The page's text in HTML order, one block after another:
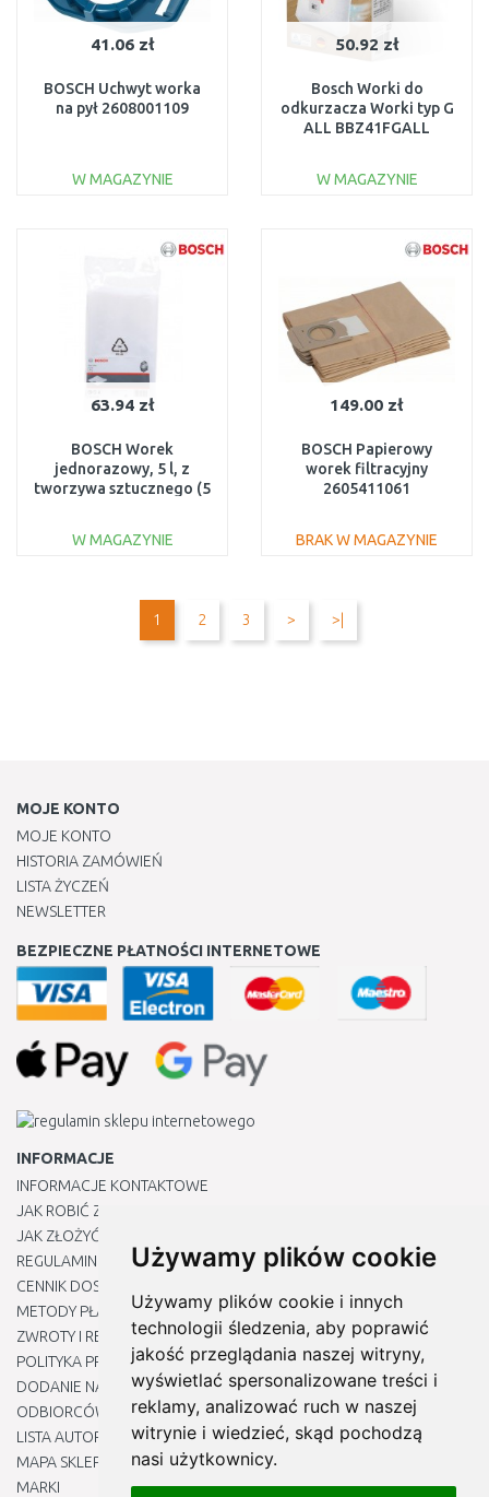
Używamy plików cookie
Używamy plików cookie i innych
technologii śledzenia, aby poprawić
jakość przeglądania naszej witryny,
wyświetlać spersonalizowane treści i
reklamy, analizować ruch w naszej
witrynie i wiedzieć, skąd pochodzą
nasi użytkownicy.
41.06 zł
BOSCH Uchwyt worka
na pył 2608001109
W MAGAZYNIE
Do porównania
50.92 zł
Bosch Worki do
odkurzacza Worki typ G
ALL BBZ41FGALL
W MAGAZYNIE
Do porównania
63.94 zł
BOSCH Worek
jednorazowy, 5 l, z
tworzywa sztucznego (5
W MAGAZYNIE
Do porównania
149.00 zł
BOSCH Papierowy
worek filtracyjny
2605411061
BRAK W MAGAZYNIE
Do porównania
1 2 3 > >|
MOJE KONTO
MOJE KONTO
HISTORIA ZAMÓWIEŃ
LISTA ŻYCZEŃ
NEWSLETTER
BEZPIECZNE PŁATNOŚCI INTERNETOWE
INFORMACJE
INFORMACJE KONTAKTOWE
JAK ROBIĆ ZAKUPY ?
JAK ZŁOŻYĆ REKLAMACJĘ
REGULAMIN
CENNIK DOSTAWY
METODY PŁATNOŚCI
ZWROTY I REKLAMACJE PRODUKTÓW
POLITYKA PRYWATNOŚCI
DODANIE NASZYCH ADRESÓW E-MAIL DO LISTY ZAUFANYCH
ODBIORCÓW
LISTA AUTORYZOWANYCH CENTRÓW SERWISOWYCH
MAPA SKLEPU
MARKI